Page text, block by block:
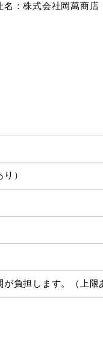
名：株式会社岡萬商店
）
負担します。（上限